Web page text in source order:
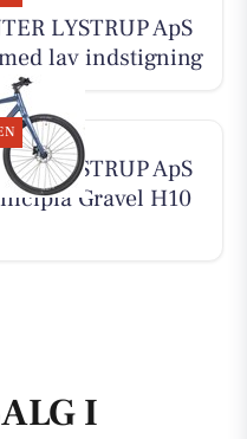
LYSTRUP ApS
lav indstigning
LYSTRUP ApS
Gravel H10
I